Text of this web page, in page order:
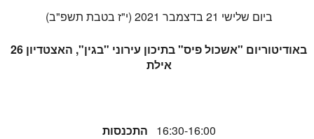
ביום שלישי 21 בדצמבר 2021 (י"ז בטבת תשפ"ב)
באודיטוריום "אשכול פיס" בתיכון עירוני "בגין", האצטדיון 26
אילת
16:30-16:00 התכנסות